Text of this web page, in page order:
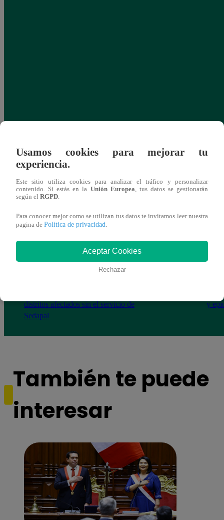
distritos afectados sin el servicio de
Sedapal
y
También te puede
interesar
Usamos cookies para mejorar tu
experiencia.
Este sitio utiliza cookies para analizar el tráfico y personalizar
contenido. Si estás en la Unión Europea , tus datos se gestionarán
según el RGPD
Para conocer mejor como se utilizan tus datos te invitamos leer nuestra
pagina de Política de privacidad
Aceptar Cookies
Rechazar